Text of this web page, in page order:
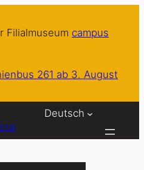
Filialmuseum campus
261 ab 3. August
Deutsch